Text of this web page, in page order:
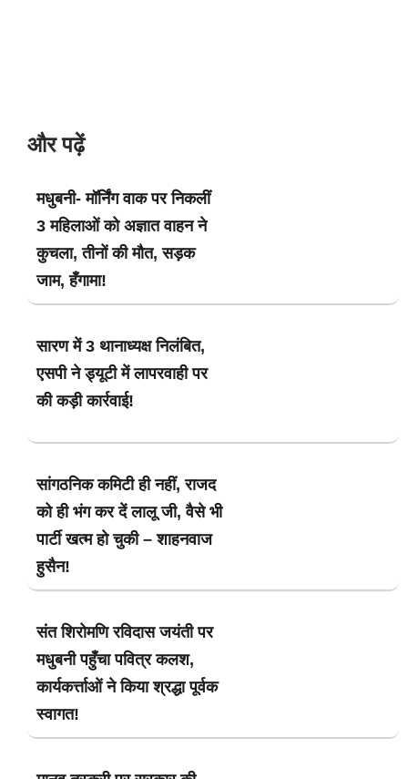
और पढ़ें
मधुबनी- मॉर्निंग वाक पर निकलीं
3 महिलाओं को अज्ञात वाहन ने
कुचला, तीनों की मौत, सड़क
जाम, हँगामा!
सारण में 3 थानाध्यक्ष निलंबित,
एसपी ने ड्यूटी में लापरवाही पर
की कड़ी कार्रवाई!
सांगठनिक कमिटी ही नहीं, राजद
को ही भंग कर दें लालू जी, वैसे भी
पार्टी खत्म हो चुकी – शाहनवाज
हुसैन!
संत शिरोमणि रविदास जयंती पर
मधुबनी पहुँचा पवित्र कलश,
कार्यकर्त्ताओं ने किया श्रद्धा पूर्वक
स्वागत!